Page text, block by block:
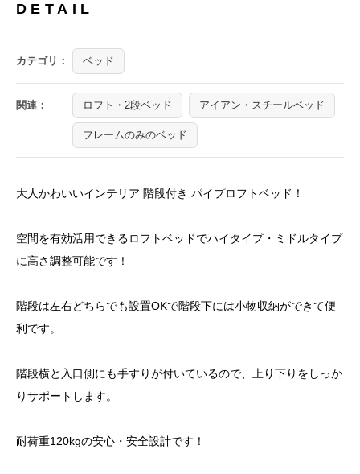
DETAIL
カテゴリ： ベッド
関連： ロフト・2段ベッド アイアン・スチールベッド
フレームのみのベッド
大人かわいいインテリア 階段付き パイプロフトベッド！
空間を有効活用できるロフトベッドでハイタイプ・ミドルタイプ
に高さ調整可能です！
階段は左右どちらでも設置OKで階段下には小物収納ができて便
利です。
階段横と入口側にも手すりが付いているので、上り下りをしっか
りサポートします。
耐荷重120kgの安心・安全設計です！